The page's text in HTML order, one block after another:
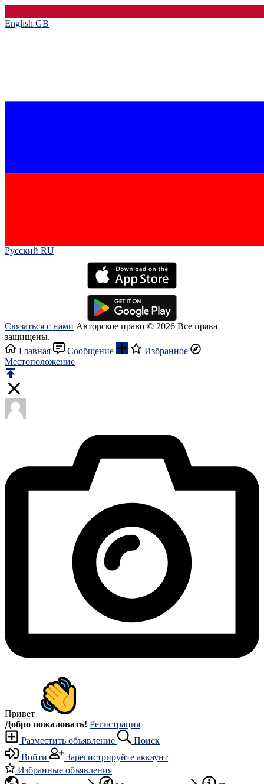
English GB‎
Русский RU‎
Связаться с нами Авторское право © 2026 Все права
защищены.
Главная
Сообщение
Избранное
Местоположение
Привет
Добро пожаловать! Регистрация
Разместить объявление
Поиск
Войти
Зарегистрируйте аккаунт
Избранные объявления